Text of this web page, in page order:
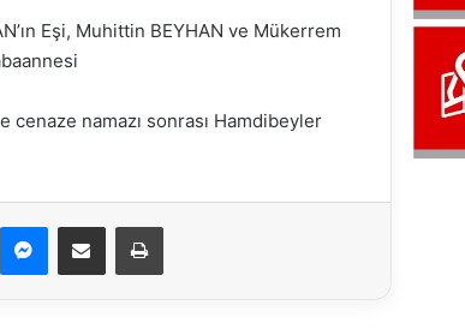
Eşi, Muhittin BEYHAN ve Mükerrem
namazı sonrası Hamdibeyler
Messenger
E-Mail ile paylaş Yazdır